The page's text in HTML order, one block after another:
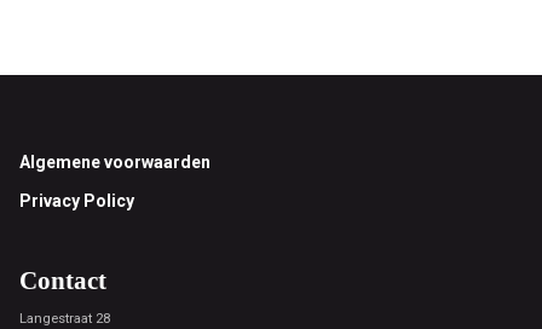
Footer
Algemene voorwaarden
Privacy Policy
Contact
Langestraat 28